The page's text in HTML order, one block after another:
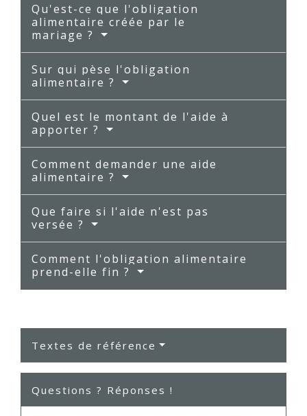
Qu'est-ce que l'obligation
alimentaire créée par le
mariage ?
Sur qui pèse l'obligation
alimentaire ?
Quel est le montant de l'aide à
apporter ?
Comment demander une aide
alimentaire ?
Que faire si l'aide n'est pas
versée ?
Comment l'obligation alimentaire
prend-elle fin ?
Textes de référence
Questions ? Réponses !